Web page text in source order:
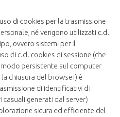
di cookies per la trasmissione
né vengono utilizzati c.d.
ovvero sistemi per il
di c.d. cookies di sessione (che
persistente sul computer
chiusura del browser) è
di identificativi di
generati dal server)
sicura ed efficiente del